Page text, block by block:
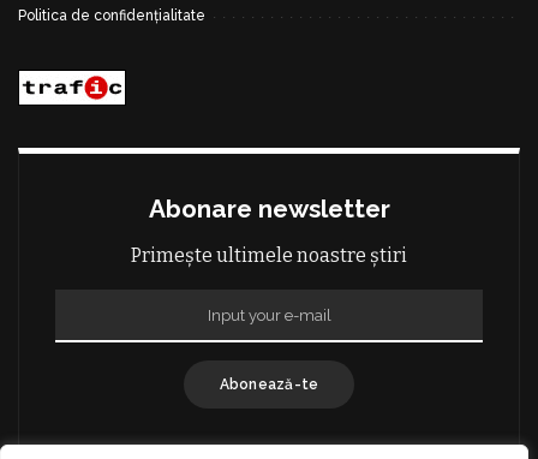
Politica de confidențialitate
Abonare newsletter
Primește ultimele noastre știri
Abonează-te